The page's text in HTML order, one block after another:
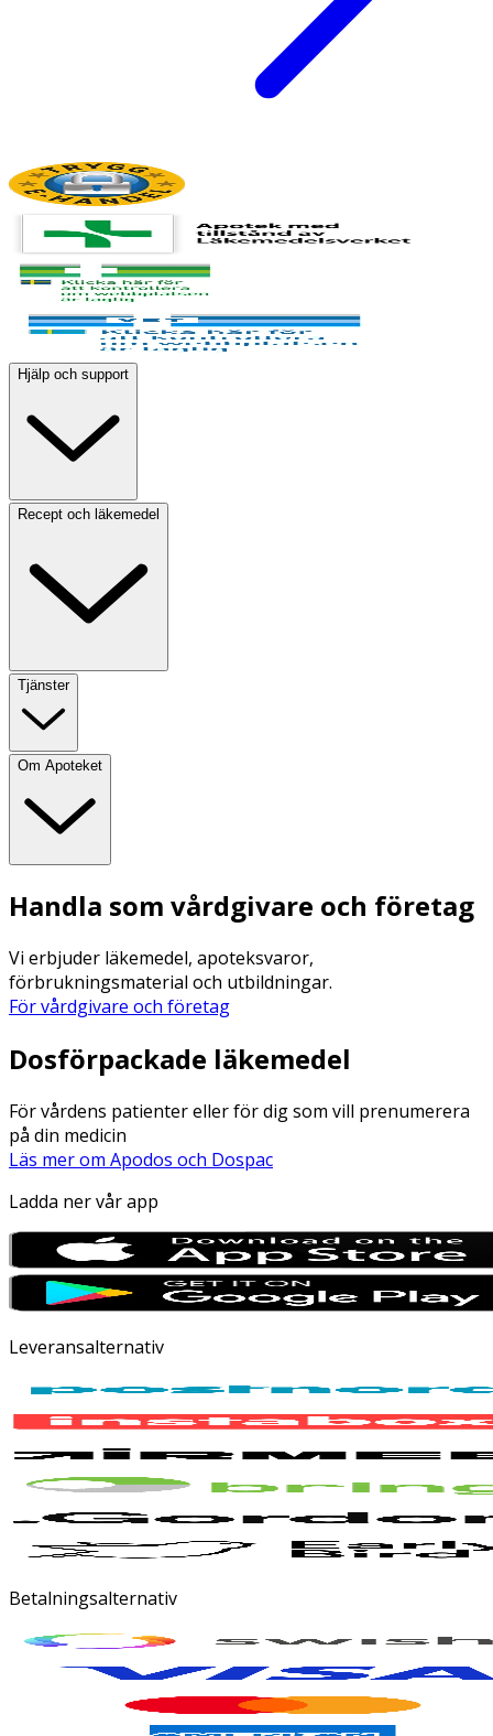
Hjälp och support
Recept och läkemedel
Tjänster
Om Apoteket
Handla som vårdgivare och företag
Vi erbjuder läkemedel, apoteksvaror,
förbrukningsmaterial och utbildningar.
För vårdgivare och företag
Dosförpackade läkemedel
För vårdens patienter eller för dig som vill prenumerera
på din medicin
Läs mer om Apodos och Dospac
Ladda ner vår app
Leveransalternativ
Betalningsalternativ